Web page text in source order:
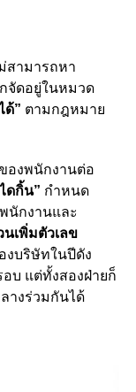
สามารถหา
จัดอยู่ในหมวด
ด้” ตามกฎหมาย
องพนักงานต่อ
ดกิ้น” กำหนด
นักงานและ
นเพิ่มตัวเลข
งบริษัทในปีดัง
บ แต่ทั้งสองฝ่ายก็
างร่วมกันได้